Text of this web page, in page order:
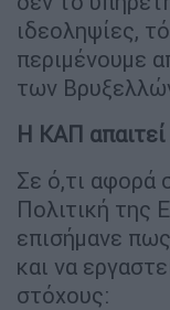
ιδεοληψίες,
περιμένουμε
των
Η ΚΑΠ
Σε ό,τι αφορά
Πολιτική της
επισήμανε
και να
στόχους: